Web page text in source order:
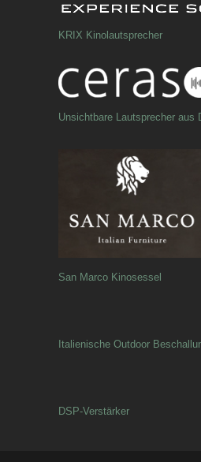
KRIX Kinolautsprecher
Unsichtbare Lautsprecher aus
San Marco Kinosessel
Italienische Outdoor
DSP-Verstärker